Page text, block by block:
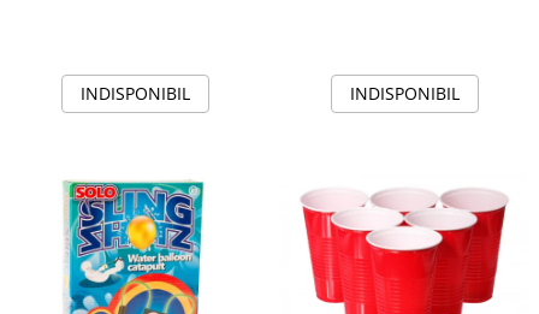
INDISPONIBIL INDISPONIBIL